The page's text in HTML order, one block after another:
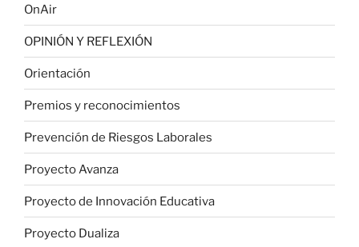
OnAir
OPINIÓN Y REFLEXIÓN
Orientación
Premios y reconocimientos
Prevención de Riesgos Laborales
Proyecto Avanza
Proyecto de Innovación Educativa
Proyecto Dualiza